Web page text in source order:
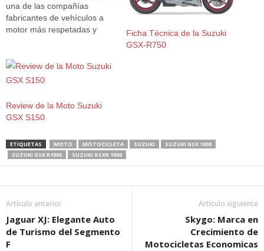
una de las compañías
fabricantes de vehículos a
motor más respetadas y
dedica a la fabricación de
automóviles, también es
Ficha Técnica de la Suzuki
GSX-R750
Review de la Moto Suzuki
GSX S150
ETIQUETAS MOTO MOTOCICLETA SUZUKI
SUZUKI GSX 1000
SUZUKI GSX R1000
SUZUKI GSXR 1000
Artículo anterior
Jaguar XJ: Elegante Auto
de Turismo del Segmento
F
Artículo siguiente
Skygo: Marca en
Crecimiento de
Motocicletas Economicas